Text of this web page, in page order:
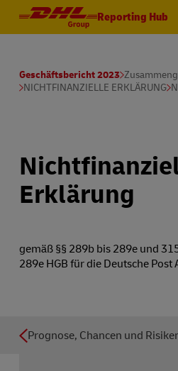
Reporting Hub
Geschäftsbericht 2023
NICHTFINANZIELLE ERKLÄRUNG
Erklärung
gemäß §§ 289b bis 289e und
289e HGB für die Deutsche Post
Prognose, Chancen und